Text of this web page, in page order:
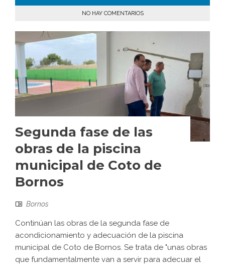
NO HAY COMENTARIOS
Segunda fase de las
obras de la piscina
municipal de Coto de
Bornos
Bornos
Continúan las obras de la segunda fase de
acondicionamiento y adecuación de la piscina
municipal de Coto de Bornos. Se trata de "unas obras
que fundamentalmente van a servir para adecuar el